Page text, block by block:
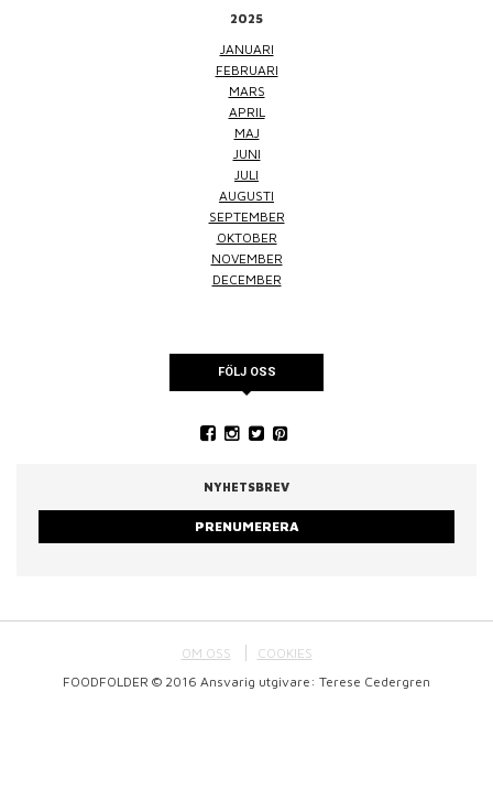
2025
JANUARI
FEBRUARI
MARS
APRIL
MAJ
JUNI
JULI
AUGUSTI
SEPTEMBER
OKTOBER
NOVEMBER
DECEMBER
FÖLJ OSS
NYHETSBREV
PRENUMERERA
OM OSS
COOKIES
FOODFOLDER © 2016 Ansvarig utgivare: Terese Cedergren